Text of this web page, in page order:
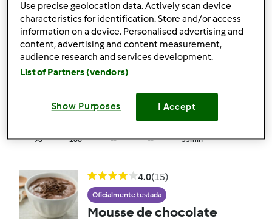
127 111 Fácil 6 16min
4.6(119)
Bolo de Chocolate
96 166 -- -- 35min
4.0(15)
Oficialmente testada
Mousse de chocolate
Use precise geolocation data. Actively scan device
characteristics for identification. Store and/or access
information on a device. Personalised advertising and
content, advertising and content measurement,
audience research and services development.
List of Partners (vendors)
Show Purposes I Accept